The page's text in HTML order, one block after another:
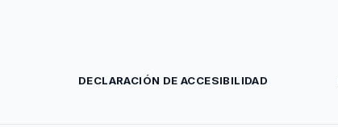
DECLARACIÓN DE ACCESIBILIDAD